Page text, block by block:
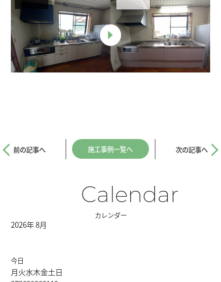
前の記事へ 施工事例一覧へ 次の記事へ
Calendar
カレンダー
2026年 8月
今日
月火水木金土日